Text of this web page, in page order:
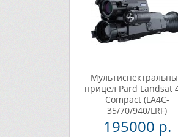
прицел Pard Landsat
Compact (LA4C-
35/70/940/LRF)
195000 р.